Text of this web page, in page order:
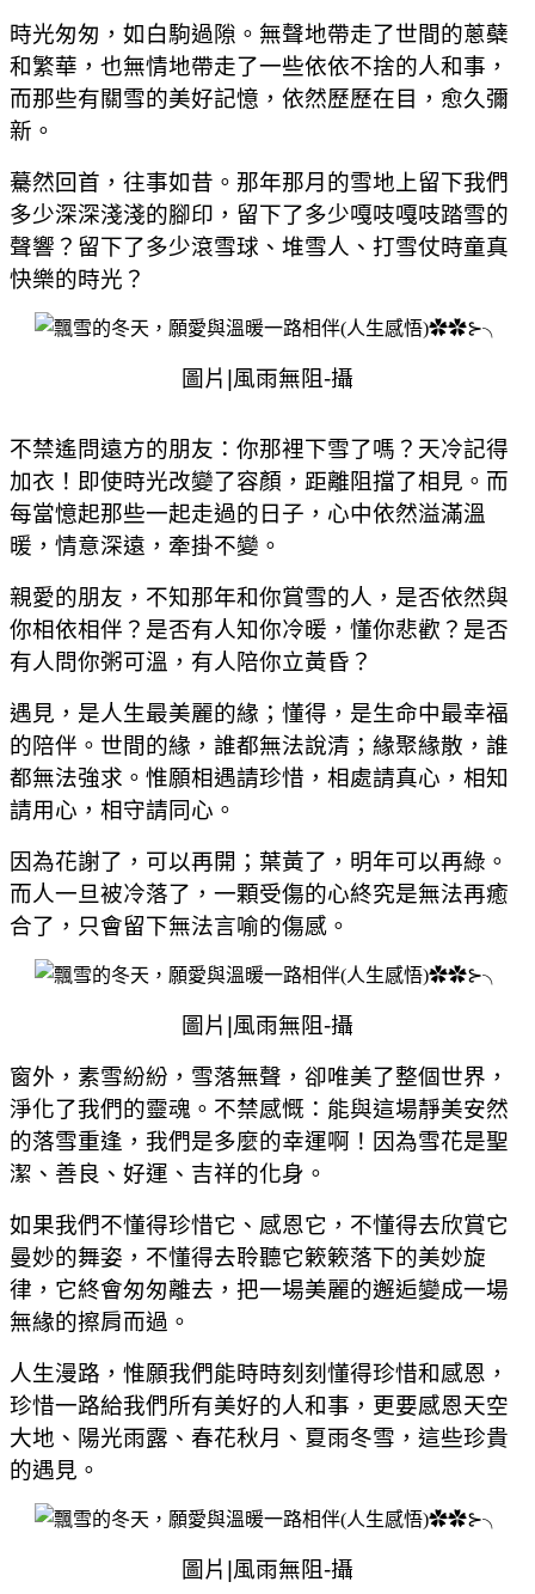
時光匆匆，如白駒過隙。無聲地帶走了世間的蔥蘗
和繁華，也無情地帶走了一些依依不捨的人和事，
而那些有關雪的美好記憶，依然歷歷在目，愈久彌
新。
驀然回首，往事如昔。那年那月的雪地上留下我們
多少深深淺淺的腳印，留下了多少嘎吱嘎吱踏雪的
聲響？留下了多少滾雪球、堆雪人、打雪仗時童真
快樂的時光？
圖片 風雨無阻-攝
不禁遙問遠方的朋友：你那裡下雪了嗎？天冷記得
加衣！即使時光改變了容顏，距離阻擋了相見。而
每當憶起那些一起走過的日子，心中依然溢滿溫
暖，情意深遠，牽掛不變。
親愛的朋友，不知那年和你賞雪的人，是否依然與
你相依相伴？是否有人知你冷暖，懂你悲歡？是否
有人問你粥可溫，有人陪你立黃昏？
遇見，是人生最美麗的緣；懂得，是生命中最幸福
的陪伴。世間的緣，誰都無法說清；緣聚緣散，誰
都無法強求。惟願相遇請珍惜，相處請真心，相知
請用心，相守請同心。
因為花謝了，可以再開；葉黃了，明年可以再綠。
而人一旦被冷落了，一顆受傷的心終究是無法再癒
合了，只會留下無法言喻的傷感。
圖片 風雨無阻-攝
窗外，素雪紛紛，雪落無聲，卻唯美了整個世界，
淨化了我們的靈魂。不禁感慨：能與這場靜美安然
的落雪重逢，我們是多麼的幸運啊！因為雪花是聖
潔、善良、好運、吉祥的化身。
如果我們不懂得珍惜它、感恩它，不懂得去欣賞它
曼妙的舞姿，不懂得去聆聽它簌簌落下的美妙旋
律，它終會匆匆離去，把一場美麗的邂逅變成一場
無緣的擦肩而過。
人生漫路，惟願我們能時時刻刻懂得珍惜和感恩，
珍惜一路給我們所有美好的人和事，更要感恩天空
大地、陽光雨露、春花秋月、夏雨冬雪，這些珍貴
的遇見。
圖片 風雨無阻-攝